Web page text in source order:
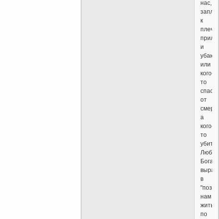
нас,
к
плечу,
и
или
кого-
то
спасти
от
а
кого-
то
убить.
Бога
в
нам
жить
по